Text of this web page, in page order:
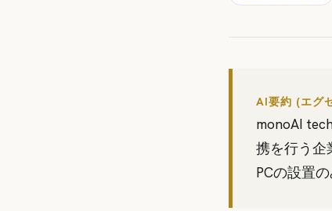
AI要約 (エグ
monoAI
携を行う企
PCの設置